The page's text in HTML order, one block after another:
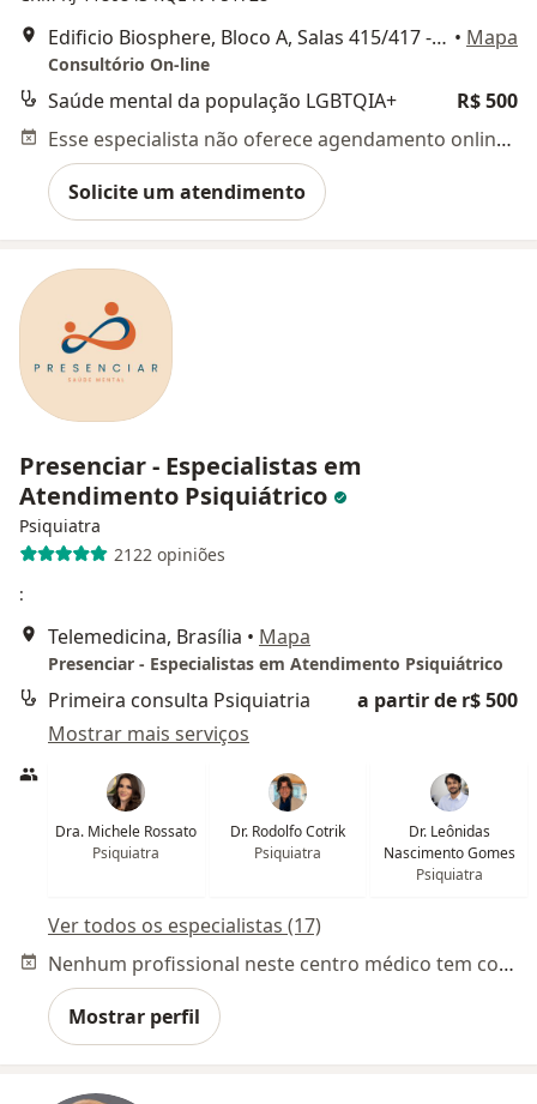
Edificio Biosphere, Bloco A, Salas 415/417 - Asa Norte, Brasília - DF, Brasília • Mapa
Consultório On-line
Saúde mental da população LGBTQIA+
R$ 500
Esse especialista não oferece agendamento online para esse endereço.
Solicite um atendimento
Presenciar - Especialistas em
Atendimento Psiquiátrico
Psiquiatra
2122 opiniões
:
Telemedicina, Brasília • Mapa
Presenciar - Especialistas em Atendimento Psiquiátrico
Primeira consulta Psiquiatria
a partir de r$ 500
Mostrar mais serviços
Dra. Michele Rossato
Psiquiatra
Dr. Rodolfo Cotrik
Psiquiatra
Dr. Leônidas
Nascimento Gomes
Psiquiatra
Ver todos os especialistas (17)
Nenhum profissional neste centro médico tem consultas disponíveis
Mostrar perfil